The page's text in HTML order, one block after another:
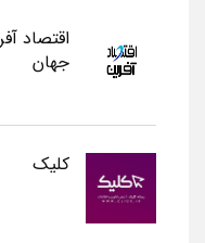
اقتصاد
جهان
کلیک